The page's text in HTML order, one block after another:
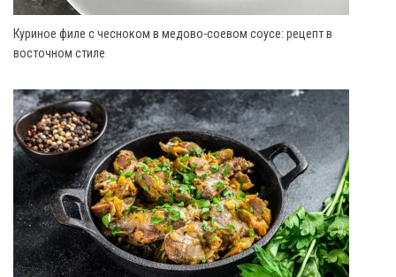
Куриное филе с чесноком в медово-соевом соусе: рецепт в
восточном стиле